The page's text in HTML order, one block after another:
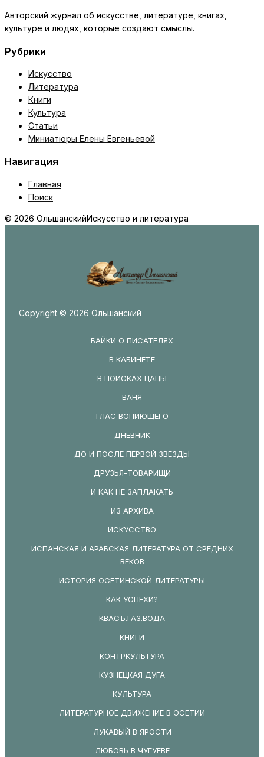
Авторский журнал об искусстве, литературе, книгах,
культуре и людях, которые создают смыслы.
Рубрики
Искусство
Литература
Книги
Культура
Статьи
Миниатюры Елены Евгеньевой
Навигация
Главная
Поиск
© 2026 ОльшанскийИскусство и литература
Copyright © 2026 Ольшанский
БАЙКИ О ПИСАТЕЛЯХ
В КАБИНЕТЕ
В ПОИСКАХ ЦАЦЫ
ВАНЯ
ГЛАС ВОПИЮЩЕГО
ДНЕВНИК
ДО И ПОСЛЕ ПЕРВОЙ ЗВЕЗДЫ
ДРУЗЬЯ-ТОВАРИЩИ
И КАК НЕ ЗАПЛАКАТЬ
ИЗ АРХИВА
ИСКУССТВО
ИСПАНСКАЯ И АРАБСКАЯ ЛИТЕРАТУРА ОТ СРЕДНИХ
ВЕКОВ
ИСТОРИЯ ОСЕТИНСКОЙ ЛИТЕРАТУРЫ
КАК УСПЕХИ?
КВАСЪ.ГАЗ.ВОДА
КНИГИ
КОНТРКУЛЬТУРА
КУЗНЕЦКАЯ ДУГА
КУЛЬТУРА
ЛИТЕРАТУРНОЕ ДВИЖЕНИЕ В ОСЕТИИ
ЛУКАВЫЙ В ЯРОСТИ
ЛЮБОВЬ В ЧУГУЕВЕ